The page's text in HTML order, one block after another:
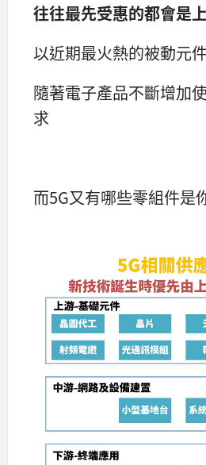
往往最先受惠的都會是
以近期最火熱的被動元
隨著電子產品不斷增加
求
而5G又有哪些零組件是